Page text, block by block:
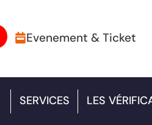
Evenement & Ticket
SERVICES LES